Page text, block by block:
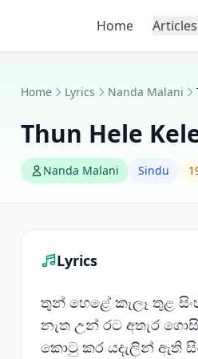
Home Articles
Home Lyrics Nanda Malani
Thun Hele
Nanda Malani Sindu
Lyrics
තුන් හෙළේ කැලෑ තුළ
නැත උන් රට අතැර
කොටු කර යදැලින් ඇති